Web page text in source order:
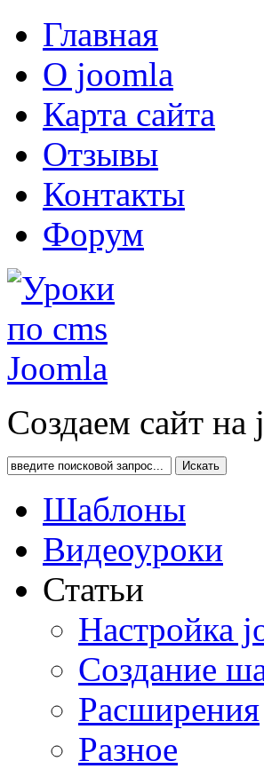
Главная
О joomla
Карта сайта
Отзывы
Контакты
Форум
Создаем сайт на
Искать
Шаблоны
Видеоуроки
Статьи
Настройка
Создание
Расширения
Разное